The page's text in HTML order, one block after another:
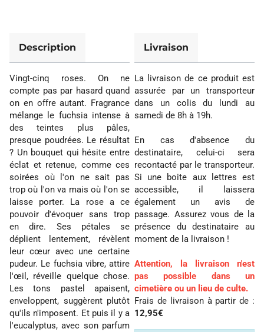
Description
Vingt-cinq roses. On ne
compte pas par hasard quand
on en offre autant. Fragrance
mélange le fuchsia intense à
des teintes plus pâles,
presque poudrées. Le résultat
? Un bouquet qui hésite entre
éclat et retenue, comme ces
soirées où l'on ne sait pas
trop où l'on va mais où l'on se
laisse porter. La rose a ce
pouvoir d'évoquer sans trop
en dire. Ses pétales se
déplient lentement, révèlent
leur cœur avec une certaine
pudeur. Le fuchsia vibre, attire
l'œil, réveille quelque chose.
Les tons pastel apaisent,
enveloppent, suggèrent plutôt
qu'ils n'imposent. Et puis il y a
l'eucalyptus, avec son parfum
Livraison
La livraison de ce produit est
assurée par un transporteur
dans un colis du lundi au
samedi de 8h à 19h.
En cas d'absence du
destinataire, celui-ci sera
recontacté par le transporteur.
Si une boite aux lettres est
accessible, il laissera
également un avis de
passage. Assurez vous de la
présence du destinataire au
moment de la livraison !
Attention, la livraison n'est
pas possible dans un
cimetière ou un lieu de culte.
Frais de livraison à partir de :
12,95€